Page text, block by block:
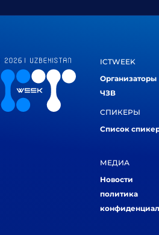
ICTWEEK
Организаторы
ЧЗВ
СПИКЕРЫ
Список
МЕДИА
Новости
политика